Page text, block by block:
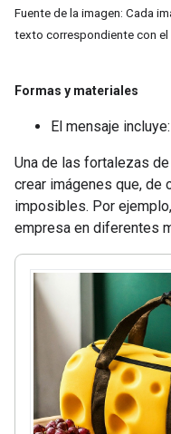
Fuente de la imagen: Cada
texto correspondiente con el
Formas y materiales
El mensaje incluye:
Una de las fortalezas
crear imágenes que,
imposibles. Por
empresa en diferentes